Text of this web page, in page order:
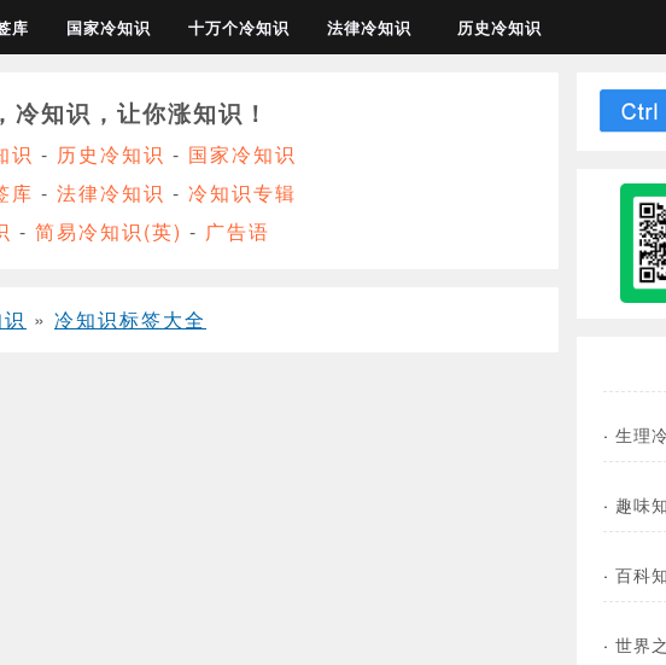
库 国家冷知识 十万个冷知识 法律冷知识 历史冷知识
冷知识，让你涨知识！
识 - 历史冷知识 - 国家冷知识
库 - 法律冷知识 - 冷知识专辑
- 简易冷知识(英) - 广告语
» 冷知识标签大全
· 生理
· 趣味
· 百科
· 世界